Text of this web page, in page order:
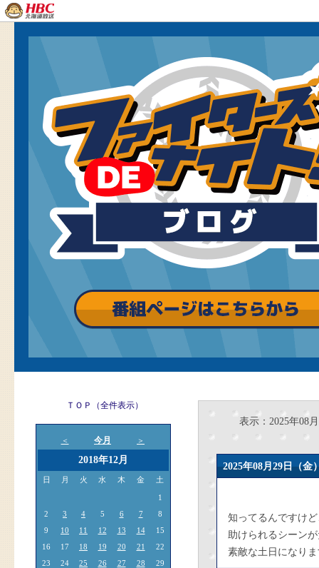
ＴＯＰ（全件表示）
＜ 今月 ＞
2018年12月
日 月 火 水 木 金 土
1
2
3 4 5 6 7
8
9
10 11 12 13 14
15
16
17 18 19 20 21
22
23
24 25 26 27 28
29
表示：2025年08月
2025年08月29日
知ってるんですけ
助けられるシーン
素敵な土日になり